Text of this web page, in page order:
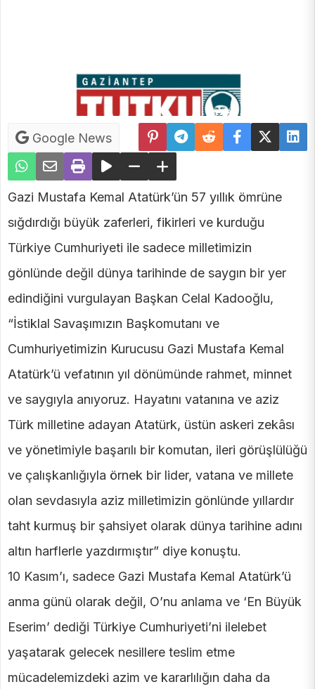
Google News
Gazi Mustafa Kemal Atatürk’ün 57 yıllık ömrüne
sığdırdığı büyük zaferleri, fikirleri ve kurduğu
Türkiye Cumhuriyeti ile sadece milletimizin
gönlünde değil dünya tarihinde de saygın bir yer
edindiğini vurgulayan Başkan Celal Kadooğlu,
“İstiklal Savaşımızın Başkomutanı ve
Cumhuriyetimizin Kurucusu Gazi Mustafa Kemal
Atatürk’ü vefatının yıl dönümünde rahmet, minnet
ve saygıyla anıyoruz. Hayatını vatanına ve aziz
Türk milletine adayan Atatürk, üstün askeri zekâsı
ve yönetimiyle başarılı bir komutan, ileri görüşlülüğü
ve çalışkanlığıyla örnek bir lider, vatana ve millete
olan sevdasıyla aziz milletimizin gönlünde yıllardır
taht kurmuş bir şahsiyet olarak dünya tarihine adını
altın harflerle yazdırmıştır” diye konuştu.
10 Kasım’ı, sadece Gazi Mustafa Kemal Atatürk’ü
anma günü olarak değil, O’nu anlama ve ‘En Büyük
Eserim’ dediği Türkiye Cumhuriyeti’ni ilelebet
yaşatarak gelecek nesillere teslim etme
mücadelemizdeki azim ve kararlılığın daha da